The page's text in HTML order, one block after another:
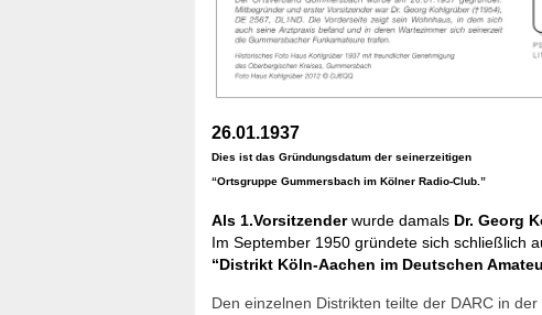
26.01.1937
Dies ist das Gründungsdatum der seinerzeitigen
“Ortsgruppe Gummersbach im Kölner Radio-Club.”
Als 1.Vorsitzenderwurde damals Dr. Georg
Im September 1950 gründete sich schließlich
“Distrikt Köln-Aachen im Deutschen
Den einzelnen Distrikten teilte der DARC in